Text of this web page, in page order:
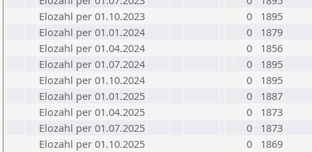
Elozahl per 01.10.2023
0
1895
Elozahl per 01.01.2024
0
1879
Elozahl per 01.04.2024
0
1856
Elozahl per 01.07.2024
0
1895
Elozahl per 01.10.2024
0
1895
Elozahl per 01.01.2025
0
1887
Elozahl per 01.04.2025
0
1873
Elozahl per 01.07.2025
0
1873
Elozahl per 01.10.2025
0
1869